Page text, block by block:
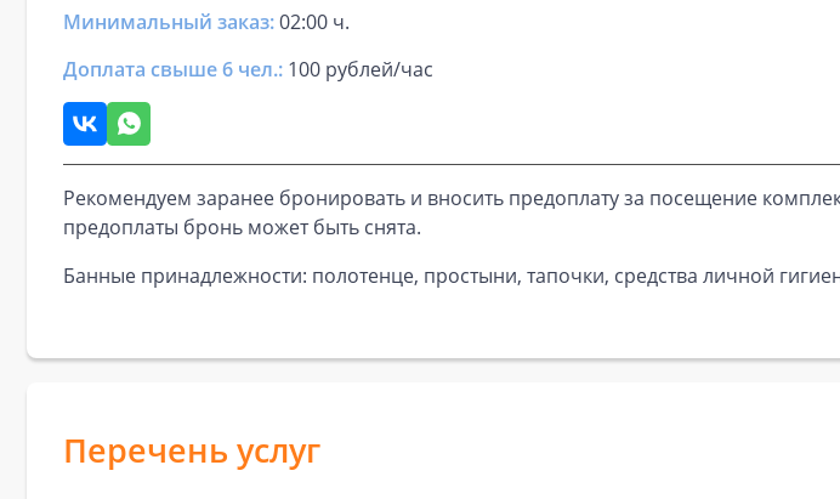
Минимальный заказ:02:00 ч.
Доплата свыше 6 чел.: 100 рублей/час
Рекомендуем заранее бронировать и вносить предоплату за посещение
предоплаты бронь может быть снята.
Банные принадлежности: полотенце, простыни, тапочки, средства личной
Перечень услуг